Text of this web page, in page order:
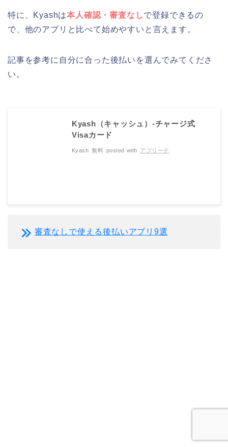
特に、Kyashは本人確認・審査なしで登録できるの
で、他のアプリと比べて始めやすいと言えます。
記事を参考に自分に合った後払いを選んでみてくださ
い。
Kyash（キャッシュ）-チャージ式
Visaカード
Kyash 無料 posted with アプリーチ
審査なしで使える後払いアプリ9選